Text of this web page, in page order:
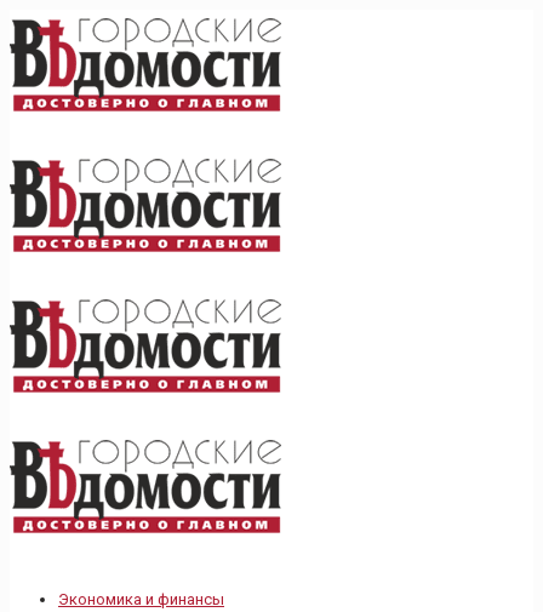
Экономика и финансы